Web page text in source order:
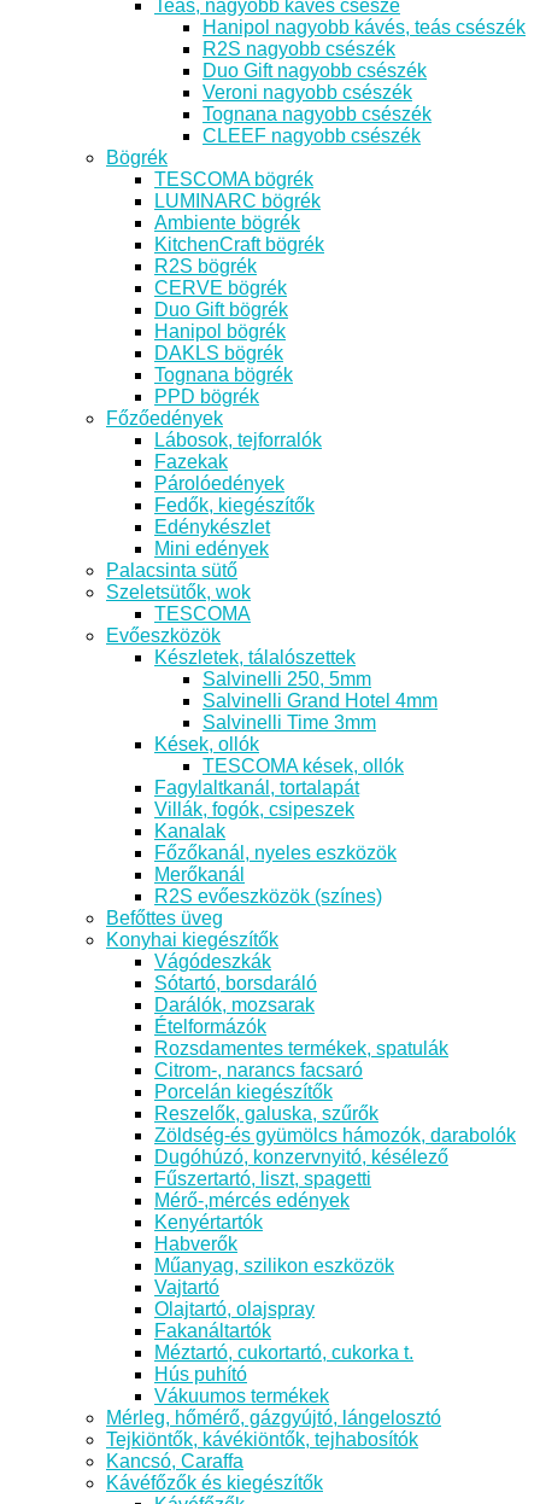
Teás, nagyobb kávés csésze
Hanipol nagyobb kávés, teás csészék
R2S nagyobb csészék
Duo Gift nagyobb csészék
Veroni nagyobb csészék
Tognana nagyobb csészék
CLEEF nagyobb csészék
Bögrék
TESCOMA bögrék
LUMINARC bögrék
Ambiente bögrék
KitchenCraft bögrék
R2S bögrék
CERVE bögrék
Duo Gift bögrék
Hanipol bögrék
DAKLS bögrék
Tognana bögrék
PPD bögrék
Főzőedények
Lábosok, tejforralók
Fazekak
Párolóedények
Fedők, kiegészítők
Edénykészlet
Mini edények
Palacsinta sütő
Szeletsütők, wok
TESCOMA
Evőeszközök
Készletek, tálalószettek
Salvinelli 250, 5mm
Salvinelli Grand Hotel 4mm
Salvinelli Time 3mm
Kések, ollók
TESCOMA kések, ollók
Fagylaltkanál, tortalapát
Villák, fogók, csipeszek
Kanalak
Főzőkanál, nyeles eszközök
Merőkanál
R2S evőeszközök (színes)
Befőttes üveg
Konyhai kiegészítők
Vágódeszkák
Sótartó, borsdaráló
Darálók, mozsarak
Ételformázók
Rozsdamentes termékek, spatulák
Citrom-, narancs facsaró
Porcelán kiegészítők
Reszelők, galuska, szűrők
Zöldség-és gyümölcs hámozók, darabolók
Dugóhúzó, konzervnyitó, késélező
Fűszertartó, liszt, spagetti
Mérő-,mércés edények
Kenyértartók
Habverők
Műanyag, szilikon eszközök
Vajtartó
Olajtartó, olajspray
Fakanáltartók
Méztartó, cukortartó, cukorka t.
Hús puhító
Vákuumos termékek
Mérleg, hőmérő, gázgyújtó, lángelosztó
Tejkiöntők, kávékiöntők, tejhabosítók
Kancsó, Caraffa
Kávéfőzők és kiegészítők